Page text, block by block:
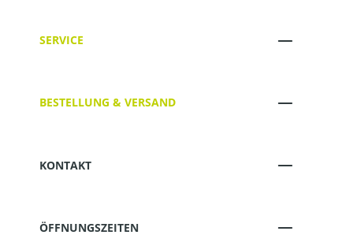
SERVICE
BESTELLUNG & VERSAND
KONTAKT
ÖFFNUNGSZEITEN